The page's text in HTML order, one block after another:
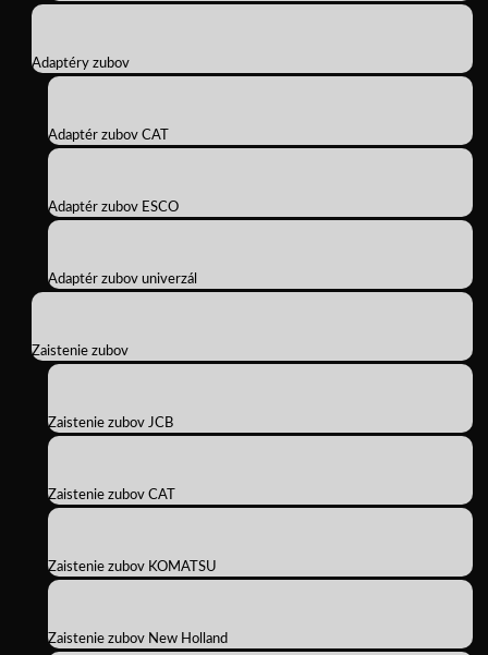
Adaptéry zubov
Adaptér zubov CAT
Adaptér zubov ESCO
Adaptér zubov univerzál
Zaistenie zubov
Zaistenie zubov JCB
Zaistenie zubov CAT
Zaistenie zubov KOMATSU
Zaistenie zubov New Holland